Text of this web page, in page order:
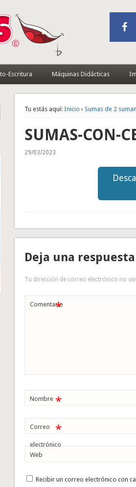
Escritura Máquinas Didácticas
Tu estás aquí: Inicio ›Sumas de 2
SUMAS-CON-
29/03/2023
Deja una respuesta
Tu dirección de correo electrónico no
Comentario
*
Nombre *
Correo
electrónico
*
Web
Recibir un correo electrónico con